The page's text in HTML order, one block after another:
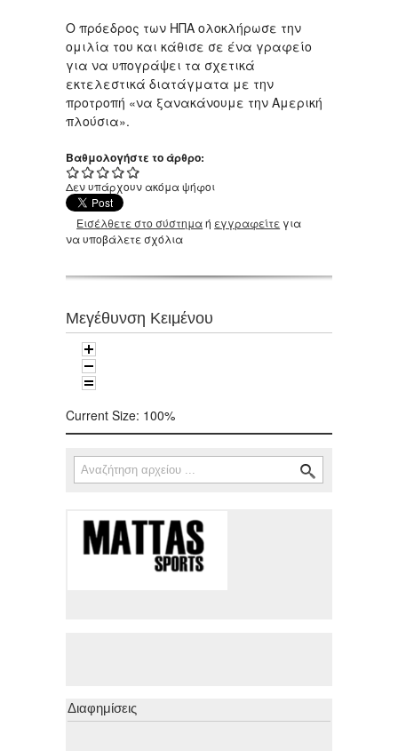
Ο πρόεδρος των ΗΠΑ ολοκλήρωσε την
ομιλία του και κάθισε σε ένα γραφείο
για να υπογράψει τα σχετικά
εκτελεστικά διατάγματα με την
προτροπή «να ξανακάνουμε την Αμερική
πλούσια».
Βαθμολογήστε το άρθρο:
Δεν υπάρχουν ακόμα ψήφοι
Εισέλθετε στο σύστημαή εγγραφείτε για
να υποβάλετε σχόλια
Μεγέθυνση Κειμένου
Current Size: 100%
Φόρμα αναζήτησης
Αναζήτηση
Διαφημίσεις